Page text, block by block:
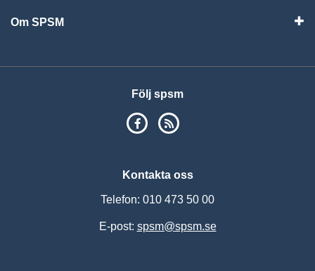
Om SPSM
Följ spsm
SPSM på Facebook
Kontakta oss
Telefon: 010 473 50 00
E-post: spsm@spsm.se